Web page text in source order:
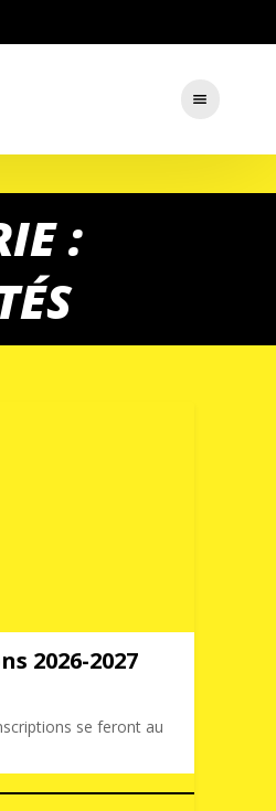
:
2026-2027
se feront au